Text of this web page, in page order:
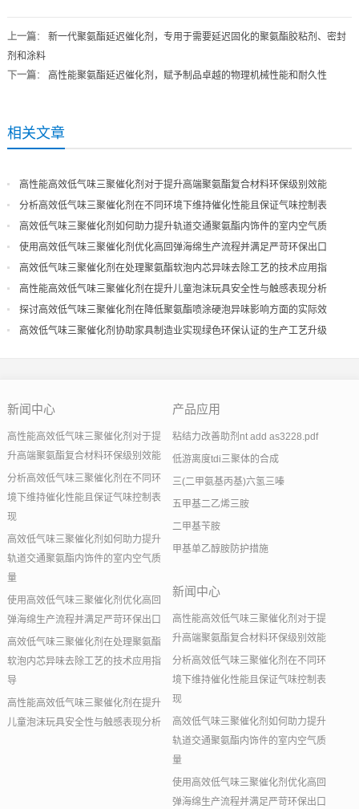
上一篇： 新一代聚氨酯延迟催化剂，专用于需要延迟固化的聚氨酯胶粘剂、密封
剂和涂料
下一篇： 高性能聚氨酯延迟催化剂，赋予制品卓越的物理机械性能和耐久性
相关文章
高性能高效低气味三聚催化剂对于提升高端聚氨酯复合材料环保级别效能
分析高效低气味三聚催化剂在不同环境下维持催化性能且保证气味控制表
现
高效低气味三聚催化剂如何助力提升轨道交通聚氨酯内饰件的室内空气质
量
使用高效低气味三聚催化剂优化高回弹海绵生产流程并满足严苛环保出口
高效低气味三聚催化剂在处理聚氨酯软泡内芯异味去除工艺的技术应用指
导
高性能高效低气味三聚催化剂在提升儿童泡沫玩具安全性与触感表现分析
探讨高效低气味三聚催化剂在降低聚氨酯喷涂硬泡异味影响方面的实际效
果
高效低气味三聚催化剂协助家具制造业实现绿色环保认证的生产工艺升级
新闻中心
高性能高效低气味三聚催化剂对于提
升高端聚氨酯复合材料环保级别效能
分析高效低气味三聚催化剂在不同环
境下维持催化性能且保证气味控制表
现
高效低气味三聚催化剂如何助力提升
轨道交通聚氨酯内饰件的室内空气质
量
使用高效低气味三聚催化剂优化高回
弹海绵生产流程并满足严苛环保出口
高效低气味三聚催化剂在处理聚氨酯
软泡内芯异味去除工艺的技术应用指
导
高性能高效低气味三聚催化剂在提升
儿童泡沫玩具安全性与触感表现分析
产品应用
粘结力改善助剂nt add as3228.pdf
低游离度tdi三聚体的合成
三(二甲氨基丙基)六氢三嗪
五甲基二乙烯三胺
二甲基苄胺
甲基单乙醇胺防护措施
新闻中心
高性能高效低气味三聚催化剂对于提
升高端聚氨酯复合材料环保级别效能
分析高效低气味三聚催化剂在不同环
境下维持催化性能且保证气味控制表
现
高效低气味三聚催化剂如何助力提升
轨道交通聚氨酯内饰件的室内空气质
量
使用高效低气味三聚催化剂优化高回
弹海绵生产流程并满足严苛环保出口